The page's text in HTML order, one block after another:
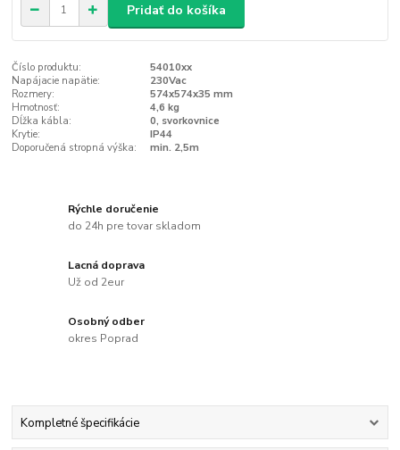
Pridať do košíka
Číslo produktu:
54010xx
Napájacie napätie:
230Vac
Rozmery:
574x574x35 mm
Hmotnosť:
4,6 kg
Dĺžka kábla:
0, svorkovnice
Krytie:
IP44
Doporučená stropná výška:
min. 2,5m
Rýchle doručenie
do 24h pre tovar skladom
Lacná doprava
Už od 2eur
Osobný odber
okres Poprad
Kompletné špecifikácie